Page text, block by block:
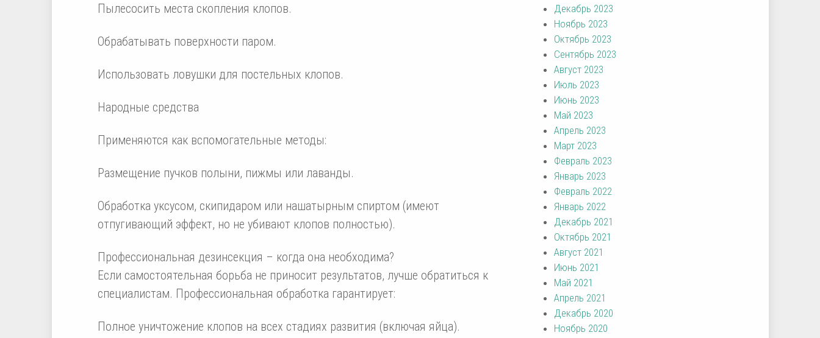
Пылесосить места скопления клопов.
Обрабатывать поверхности паром.
Использовать ловушки для постельных клопов.
Народные средства
Применяются как вспомогательные методы:
Размещение пучков полыни, пижмы или лаванды.
Обработка уксусом, скипидаром или нашатырным спиртом (имеют
отпугивающий эффект, но не убивают клопов полностью).
Профессиональная дезинсекция – когда она необходима?
Если самостоятельная борьба не приносит результатов, лучше обратиться к
специалистам. Профессиональная обработка гарантирует:
Полное уничтожение клопов на всех стадиях развития (включая яйца).
Декабрь 2023
Ноябрь 2023
Октябрь 2023
Сентябрь 2023
Август 2023
Июль 2023
Июнь 2023
Май 2023
Апрель 2023
Март 2023
Февраль 2023
Январь 2023
Февраль 2022
Январь 2022
Декабрь 2021
Октябрь 2021
Август 2021
Июнь 2021
Май 2021
Апрель 2021
Декабрь 2020
Ноябрь 2020